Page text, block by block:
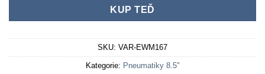
KUP TEĎ
SKU: VAR-EWM167
Kategorie: Pneumatiky 8.5"